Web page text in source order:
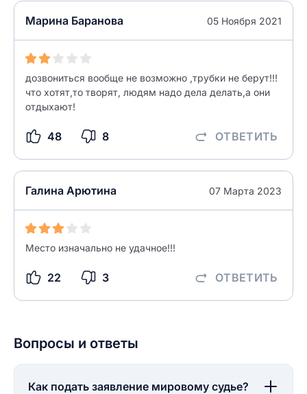
Марина Баранова 05 Ноября 2021
дозвониться вообще не возможно ,трубки не берут!!!
что хотят,то творят, людям надо дела делать,а они
отдыхают!
48 8 ОТВЕТИТЬ
Галина Арютина 07 Марта 2023
Место изначально не удачное!!!
22 3 ОТВЕТИТЬ
Вопросы и ответы
Как подать заявление мировому судье?